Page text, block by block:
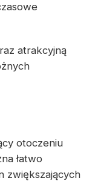
atrakcyjną
otoczeniu
łatwo
zwiększających